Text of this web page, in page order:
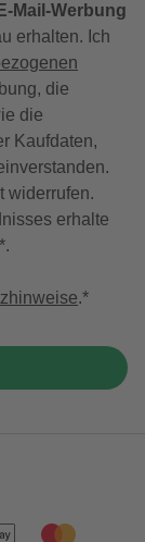
Mail-Werbung
erhalten. Ich
die
die
Kaufdaten,
widerrufen.
erhalte
*.
.